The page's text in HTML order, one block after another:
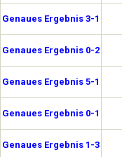
Genaues Ergebnis 3-1
Genaues Ergebnis 0-2
Genaues Ergebnis 5-1
Genaues Ergebnis 0-1
Genaues Ergebnis 1-3